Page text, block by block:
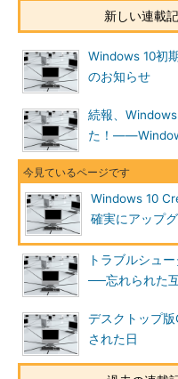
ジョンのフルバックアップ
ても問題はないでしょう。
ここだけの“おまけ”情報
以下の記事をご覧になって
読みになることをお勧めし
は、作業者を支援する目的
ンドプロンプトへのアクセ
グレード中にも使えてしま
明した記事です。
Shift＋F10キーの仕
能更新で表面化した脆
マイクロソフトはこの問
10バージョン1703への手動
新しい連載
Windows 10初
のお知らせ
続報、
た！
Windows 10
確実にアップ
トラブルシュ
──忘れられた
デスクトップ
された日